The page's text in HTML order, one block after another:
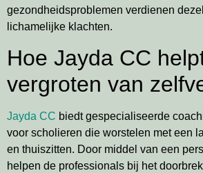
gezondheidsproblemen verdienen
lichamelijke klachten.
Hoe Jayda CC
vergroten van
Jayda CC biedt gespecialiseerde
voor scholieren die worstelen met een
en thuiszitten. Door middel van een
helpen de professionals bij het